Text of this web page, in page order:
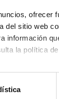
ofrecer
del sitio web
información
9242 KYLIAN